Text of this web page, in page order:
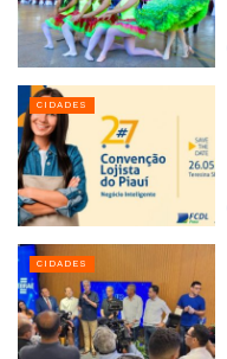
CIDADES
CIDADES